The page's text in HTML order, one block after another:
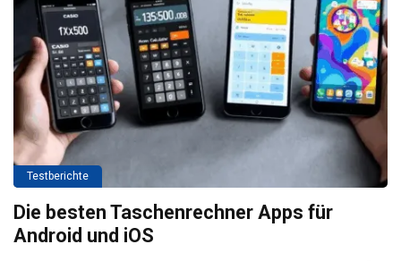
Testberichte
Die besten Taschenrechner Apps für
Android und iOS